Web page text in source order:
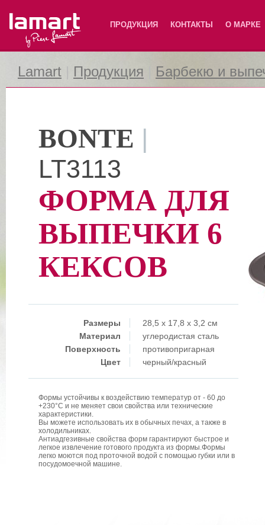
Lamart ПРОДУКЦИЯ КОНТАКТЫ О МАРКЕ
Lamart Продукция Барбекю и
BONTE |
LT3113
ФОРМА ДЛЯ
ВЫПЕЧКИ 6
КЕКСОВ
Размеры
28,5 x 17,8 x 3,2 см
Материал
углеродистая сталь
Поверхность
противопригарная
Цвет
черный/красный
Формы устойчивы к воздействию температур от - 60 до
+230°C и не меняет свои свойства или технические
характеристики.
Вы можете использовать их в обычных печах, а также в
холодильниках.
Антиадгезивные свойства форм гарантируют быстрое и
легкое извлечение готового продукта из формы.Формы
легко моются под проточной водой с помощью губки или в
посудомоечной машине.